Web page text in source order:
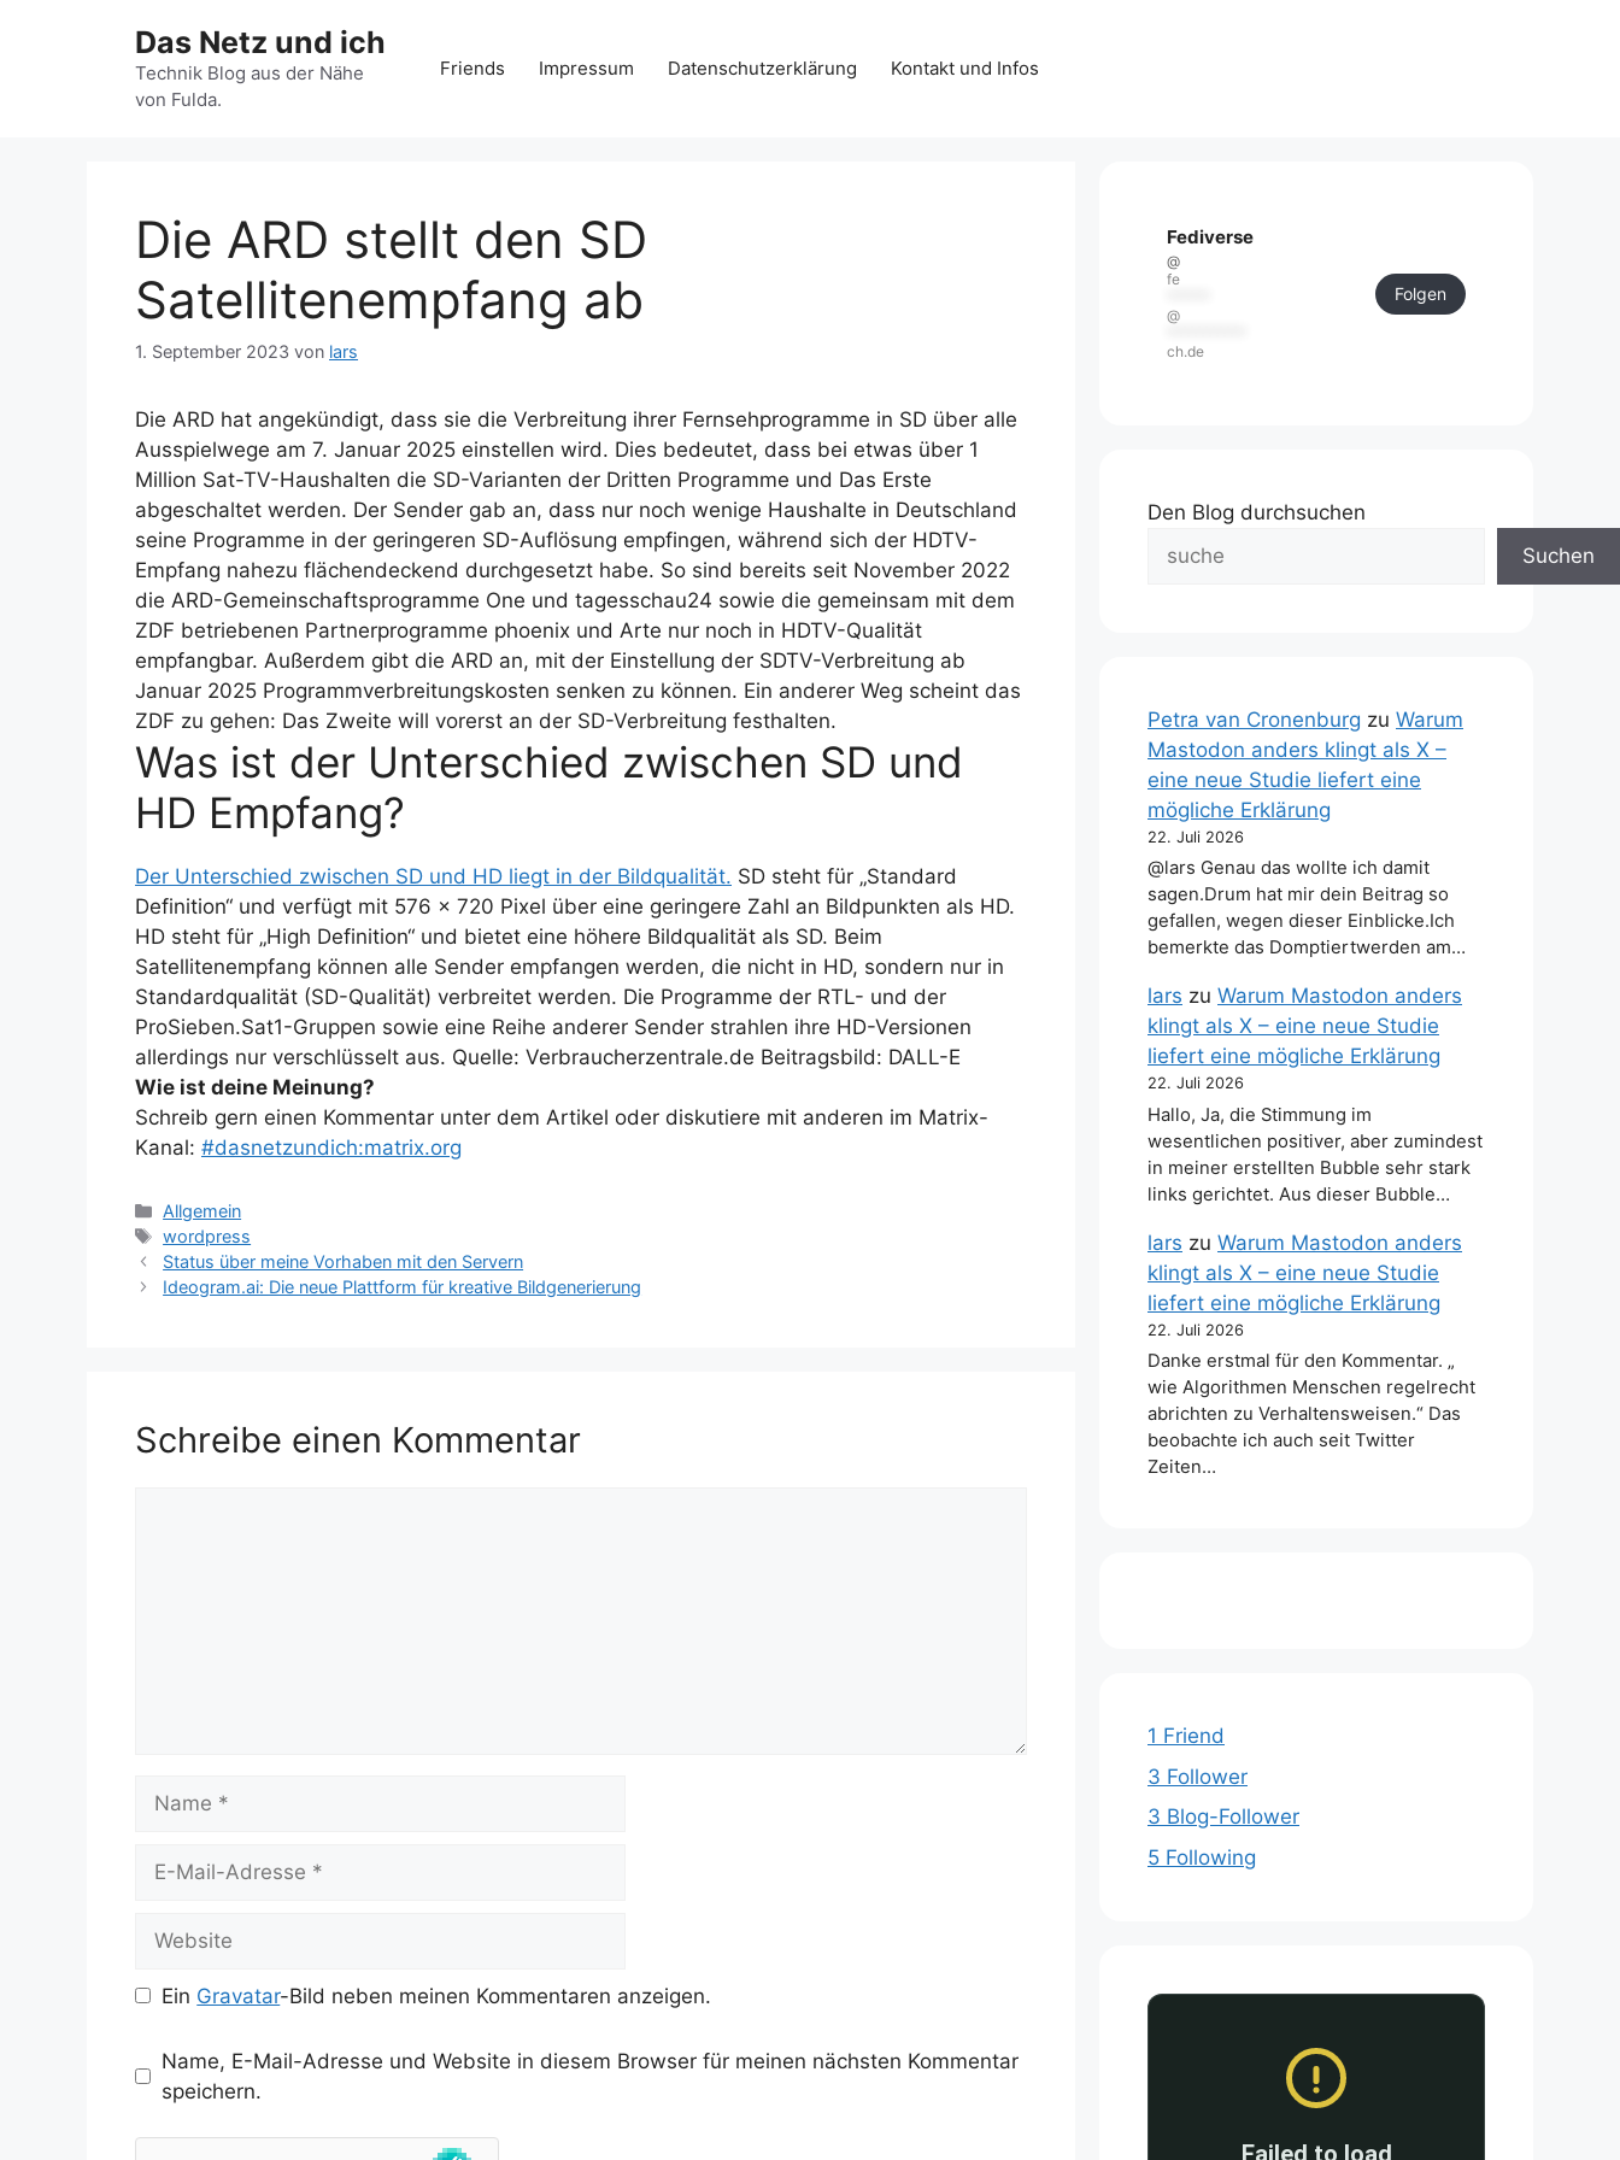
Das Netz und ich
Technik Blog aus der Nähe
von Fulda.
Friends Impressum Datenschutzerklärung Kontakt und Infos
Die ARD stellt den SD
Satellitenempfang ab
1. September 2023 von lars
Die ARD hat angekündigt, dass sie die Verbreitung ihrer Fernsehprogramme in SD über alle
Ausspielwege am 7. Januar 2025 einstellen wird. Dies bedeutet, dass bei etwas über 1
Million Sat-TV-Haushalten die SD-Varianten der Dritten Programme und Das Erste
abgeschaltet werden. Der Sender gab an, dass nur noch wenige Haushalte in Deutschland
seine Programme in der geringeren SD-Auflösung empfingen, während sich der HDTV-
Empfang nahezu flächendeckend durchgesetzt habe. So sind bereits seit November 2022
die ARD-Gemeinschaftsprogramme One und tagesschau24 sowie die gemeinsam mit dem
ZDF betriebenen Partnerprogramme phoenix und Arte nur noch in HDTV-Qualität
empfangbar. Außerdem gibt die ARD an, mit der Einstellung der SDTV-Verbreitung ab
Januar 2025 Programmverbreitungskosten senken zu können. Ein anderer Weg scheint das
ZDF zu gehen: Das Zweite will vorerst an der SD-Verbreitung festhalten.
Was ist der Unterschied zwischen SD und
HD Empfang?
Der Unterschied zwischen SD und HD liegt in der Bildqualität. SD steht für „Standard
Definition“ und verfügt mit 576 x 720 Pixel über eine geringere Zahl an Bildpunkten als HD.
HD steht für „High Definition“ und bietet eine höhere Bildqualität als SD. Beim
Satellitenempfang können alle Sender empfangen werden, die nicht in HD, sondern nur in
Standardqualität (SD-Qualität) verbreitet werden. Die Programme der RTL- und der
ProSieben.Sat1-Gruppen sowie eine Reihe anderer Sender strahlen ihre HD-Versionen
allerdings nur verschlüsselt aus. Quelle: Verbraucherzentrale.de Beitragsbild: DALL-E
Wie ist deine Meinung?
Schreib gern einen Kommentar unter dem Artikel oder diskutiere mit anderen im Matrix-
Kanal: #dasnetzundich:matrix.org
Kategorien
Allgemein
Schlagwörter
wordpress
Status über meine Vorhaben mit den Servern
Ideogram.ai: Die neue Plattform für kreative Bildgenerierung
Schreibe einen Kommentar
Name
Website
Ein Gravatar-Bild neben meinen Kommentaren anzeigen.
Name, E-Mail-Adresse und Website in diesem Browser für meinen nächsten Kommentar
speichern.
Fediverse
@
fe
@
ch.de
Folgen
Den Blog durchsuchen
Suchen
Petra van Cronenburg zu Warum
Mastodon anders klingt als X –
eine neue Studie liefert eine
mögliche Erklärung
22. Juli 2026
@lars Genau das wollte ich damit
sagen.Drum hat mir dein Beitrag so
gefallen, wegen dieser Einblicke.Ich
bemerkte das Domptiertwerden am…
lars zu Warum Mastodon anders
klingt als X – eine neue Studie
liefert eine mögliche Erklärung
22. Juli 2026
Hallo, Ja, die Stimmung im
wesentlichen positiver, aber zumindest
in meiner erstellten Bubble sehr stark
links gerichtet. Aus dieser Bubble…
lars zu Warum Mastodon anders
klingt als X – eine neue Studie
liefert eine mögliche Erklärung
22. Juli 2026
Danke erstmal für den Kommentar. „
wie Algorithmen Menschen regelrecht
abrichten zu Verhaltensweisen.“ Das
beobachte ich auch seit Twitter
Zeiten…
1 Friend
3 Follower
3 Blog-Follower
5 Following